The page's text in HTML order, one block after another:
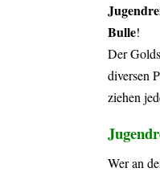
Bulle!
Der
diversen
ziehen
Wer an